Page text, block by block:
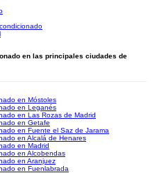
en las principales ciudades de
en Móstoles
en Leganés
en Las Rozas de Madrid
en Getafe
en Fuente el Saz de Jarama
en Alcalá de Henares
en Madrid
en Alcobendas
en Aranjuez
en Fuenlabrada